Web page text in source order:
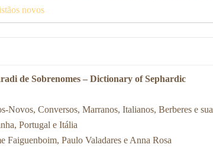
novos
de Sobrenomes – Dictionary of Sephardic
Novos, Conversos, Marranos, Italianos, Berberes e sua
Portugal e Itália
Faiguenboim, Paulo Valadares e Anna Rosa